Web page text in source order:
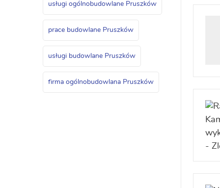
usługi ogólnobudowlane Pruszków
prace budowlane Pruszków
usługi budowlane Pruszków
firma ogólnobudowlana Pruszków